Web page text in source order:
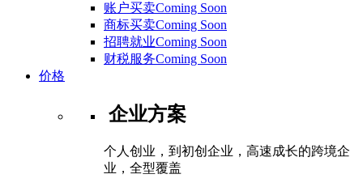
账户买卖Coming Soon
商标买卖Coming Soon
招聘就业Coming Soon
财税服务Coming Soon
价格
企业方案
个人创业，到初创企业，高速成长的跨境企
业，全型覆盖